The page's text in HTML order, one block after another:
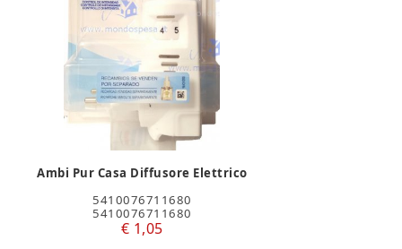
Ambi Pur Casa Diffusore Elettrico
5410076711680
5410076711680
€ 1,05